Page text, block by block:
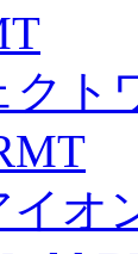
クト
イオ